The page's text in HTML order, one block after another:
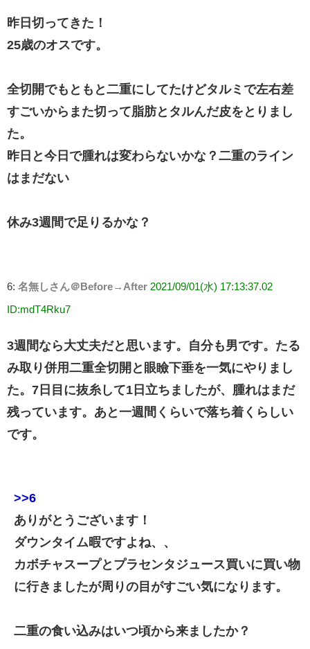
昨日切ってきた！
25歳のオスです。
全切開でもともと二重にしてたけどタルミで左右差
すごいからまた切って脂肪とタルんだ皮をとりまし
た。
昨日と今日で腫れは変わらないかな？二重のライン
はまだない
休み3週間で足りるかな？
6: 名無しさん＠Before→After 2021/09/01(水) 17:13:37.02
ID:mdT4Rku7
3週間なら大丈夫だと思います。自分も男です。たる
み取り併用二重全切開と眼瞼下垂を一気にやりまし
た。7日目に抜糸して1日立ちましたが、腫れはまだ
残っています。あと一週間くらいで落ち着くらしい
です。
>>6
ありがとうございます！
ダウンタイム暇ですよね、、
カボチャスープとプラセンタジュース買いに買い物
に行きましたが周りの目がすごい気になります。
二重の食い込みはいつ頃から来ましたか？